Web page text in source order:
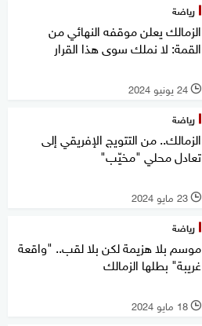
رياضة
الزمالك يعلن موقفه النهائي من
القمة: لا نملك سوى هذا القرار
l 24 يونيو 2024
رياضة
الزمالك.. من التتويج الإفريقي إلى
تعادل محلي "مخيّب"
l 23 مايو 2024
رياضة
موسم بلا هزيمة لكن بلا لقب.. "واقعة
غريبة" بطلها الزمالك
l 18 مايو 2024